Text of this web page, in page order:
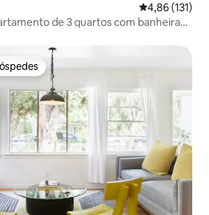
4,86 de uma
4,86 (131)
de 3 quartos com banheira
dos hóspedes